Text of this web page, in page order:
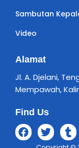
Sambutan
Video
Alamat
Jl. A. Djelani,
Mempawah,
Find Us